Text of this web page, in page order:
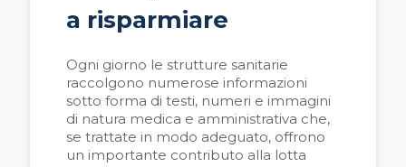
a risparmiare
Ogni giorno le strutture sanitarie
raccolgono numerose informazioni
sotto forma di testi, numeri e immagini
di natura medica e amministrativa che,
se trattate in modo adeguato, offrono
un importante contributo alla lotta